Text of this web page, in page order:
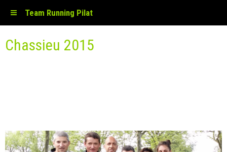
Team Running Pilat
Chassieu 2015